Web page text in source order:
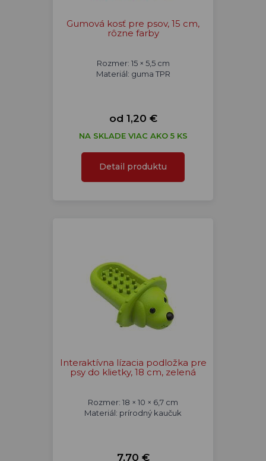
Gumová kosť pre psov, 15 cm,
rôzne farby
Rozmer: 15 × 5,5 cm
Materiál: guma TPR
od 1,20 €
NA SKLADE VIAC AKO 5 KS
Detail produktu
Interaktívna lízacia podložka pre
psy do klietky, 18 cm, zelená
Rozmer: 18 × 10 × 6,7 cm
Materiál: prírodný kaučuk
7,70 €